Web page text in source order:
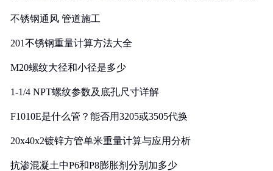
不锈钢通风 管道施工
201不锈钢重量计算方法大全
M20螺纹大径和小径是多少
1-1/4 NPT螺纹参数及底孔尺寸详解
F1010E是什么管？能否用3205或3505代换
20x40x2镀锌方管单米重量计算与应用分析
抗渗混凝土中P6和P8膨胀剂分别加多少